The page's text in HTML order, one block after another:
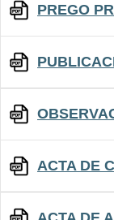
PREGO
ACTA DE